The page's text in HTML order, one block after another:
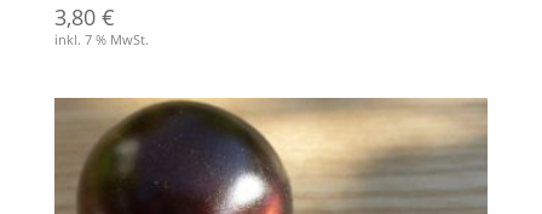
3,80 €
inkl. 7 % MwSt.